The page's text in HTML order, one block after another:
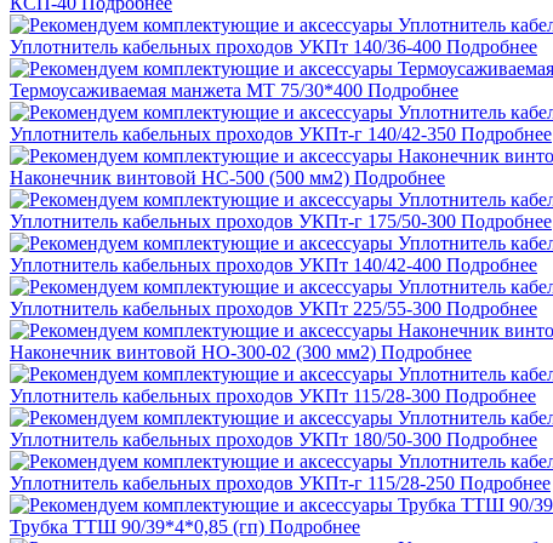
Уплотнитель кабельных проходов УКПт 140/36-400 Подробнее
Термоусаживаемая манжета МТ 75/30*400 Подробнее
Уплотнитель кабельных проходов УКПт-г 140/42-350 Подробнее
Наконечник винтовой НС-500 (500 мм2) Подробнее
Уплотнитель кабельных проходов УКПт-г 175/50-300 Подробнее
Уплотнитель кабельных проходов УКПт 140/42-400 Подробнее
Уплотнитель кабельных проходов УКПт 225/55-300 Подробнее
Наконечник винтовой НО-300-02 (300 мм2) Подробнее
Уплотнитель кабельных проходов УКПт 115/28-300 Подробнее
Уплотнитель кабельных проходов УКПт 180/50-300 Подробнее
Уплотнитель кабельных проходов УКПт-г 115/28-250 Подробнее
Трубка ТТШ 90/39*4*0,85 (гп) Подробнее